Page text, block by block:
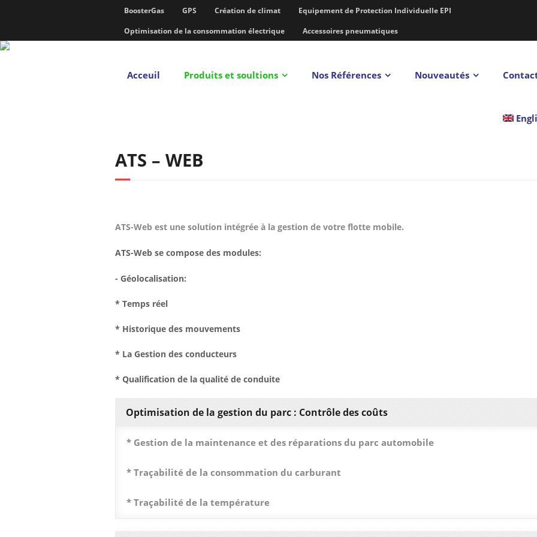
BoosterGas GPS Création de climat
Equipement de Protection Individuelle EPI
Optimisation de la consommation électrique
Accessoires pneumatiques
Acceuil Produits et soultions Nos Références Nouveautés
ATS – WEB
ATS-Web est une solution intégrée à la gestion de votre flotte mobile.
ATS-Web se compose des modules:
- Géolocalisation:
* Temps réel
* Historique des mouvements
* La Gestion des conducteurs
* Qualification de la qualité de conduite
Optimisation de la gestion du parc : Contrôle des coûts
* Gestion de la maintenance et des réparations du parc automobile
* Traçabilité de la consommation du carburant
* Traçabilité de la température